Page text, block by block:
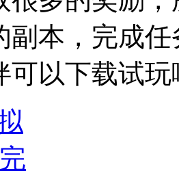
副本，完成
可以下载试玩